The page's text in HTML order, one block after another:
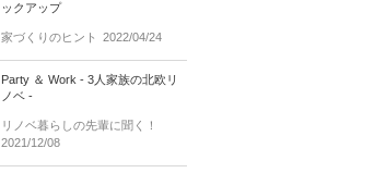
ックアップ
家づくりのヒント 2022/04/24
Party ＆ Work - 3人家族の北欧リ
ノベ -
リノベ暮らしの先輩に聞く！
2021/12/08